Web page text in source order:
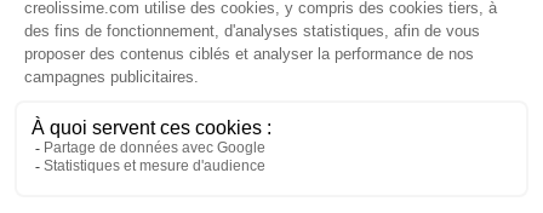
Boucles D'oreilles Or 375 Carte
Pendentifs
Bagues